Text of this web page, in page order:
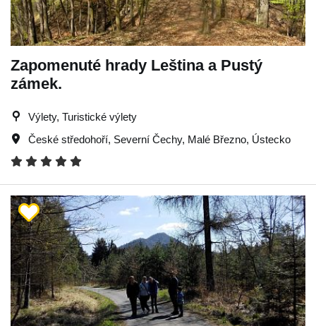
Zapomenuté hrady Leština a Pustý
zámek.
Výlety, Turistické výlety
České středohoří, Severní Čechy, Malé Březno, Ústecko